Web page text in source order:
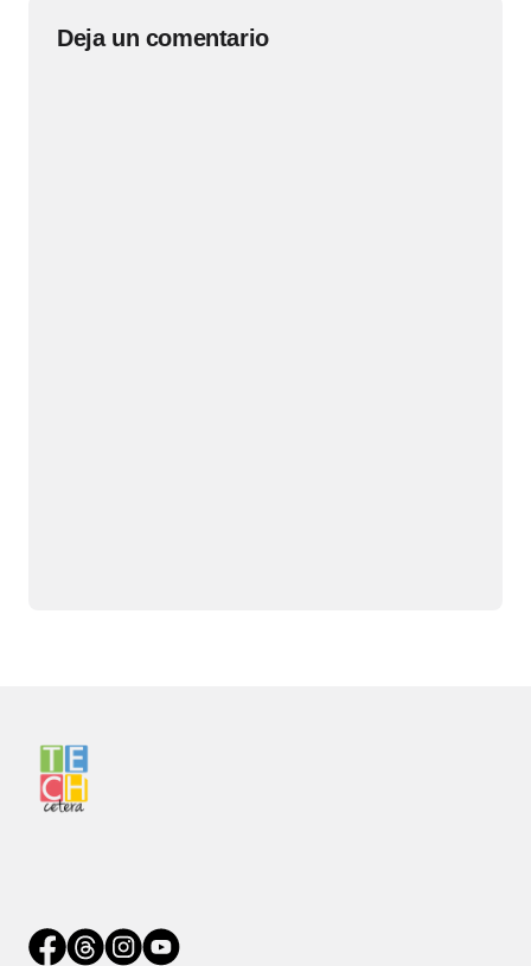
Deja un comentario